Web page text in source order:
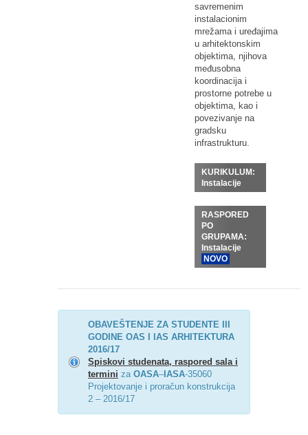
savremenim
instalacionim
mrežama i uređajima
u arhitektonskim
objektima, njihova
međusobna
koordinacija i
prostorne potrebe u
objektima, kao i
povezivanje na
gradsku
infrastrukturu.
KURIKULUM:
Instalacije
RASPORED
PO
GRUPAMA:
Instalacije
NOVO
OBAVEŠTENJE ZA STUDENTE III
GODINE OAS I IAS ARHITEKTURA
2016/17
Spiskovi studenata, raspored sala i
termini za OASA–IASA-35060
Projektovanje i proračun konstrukcija
2 – 2016/17